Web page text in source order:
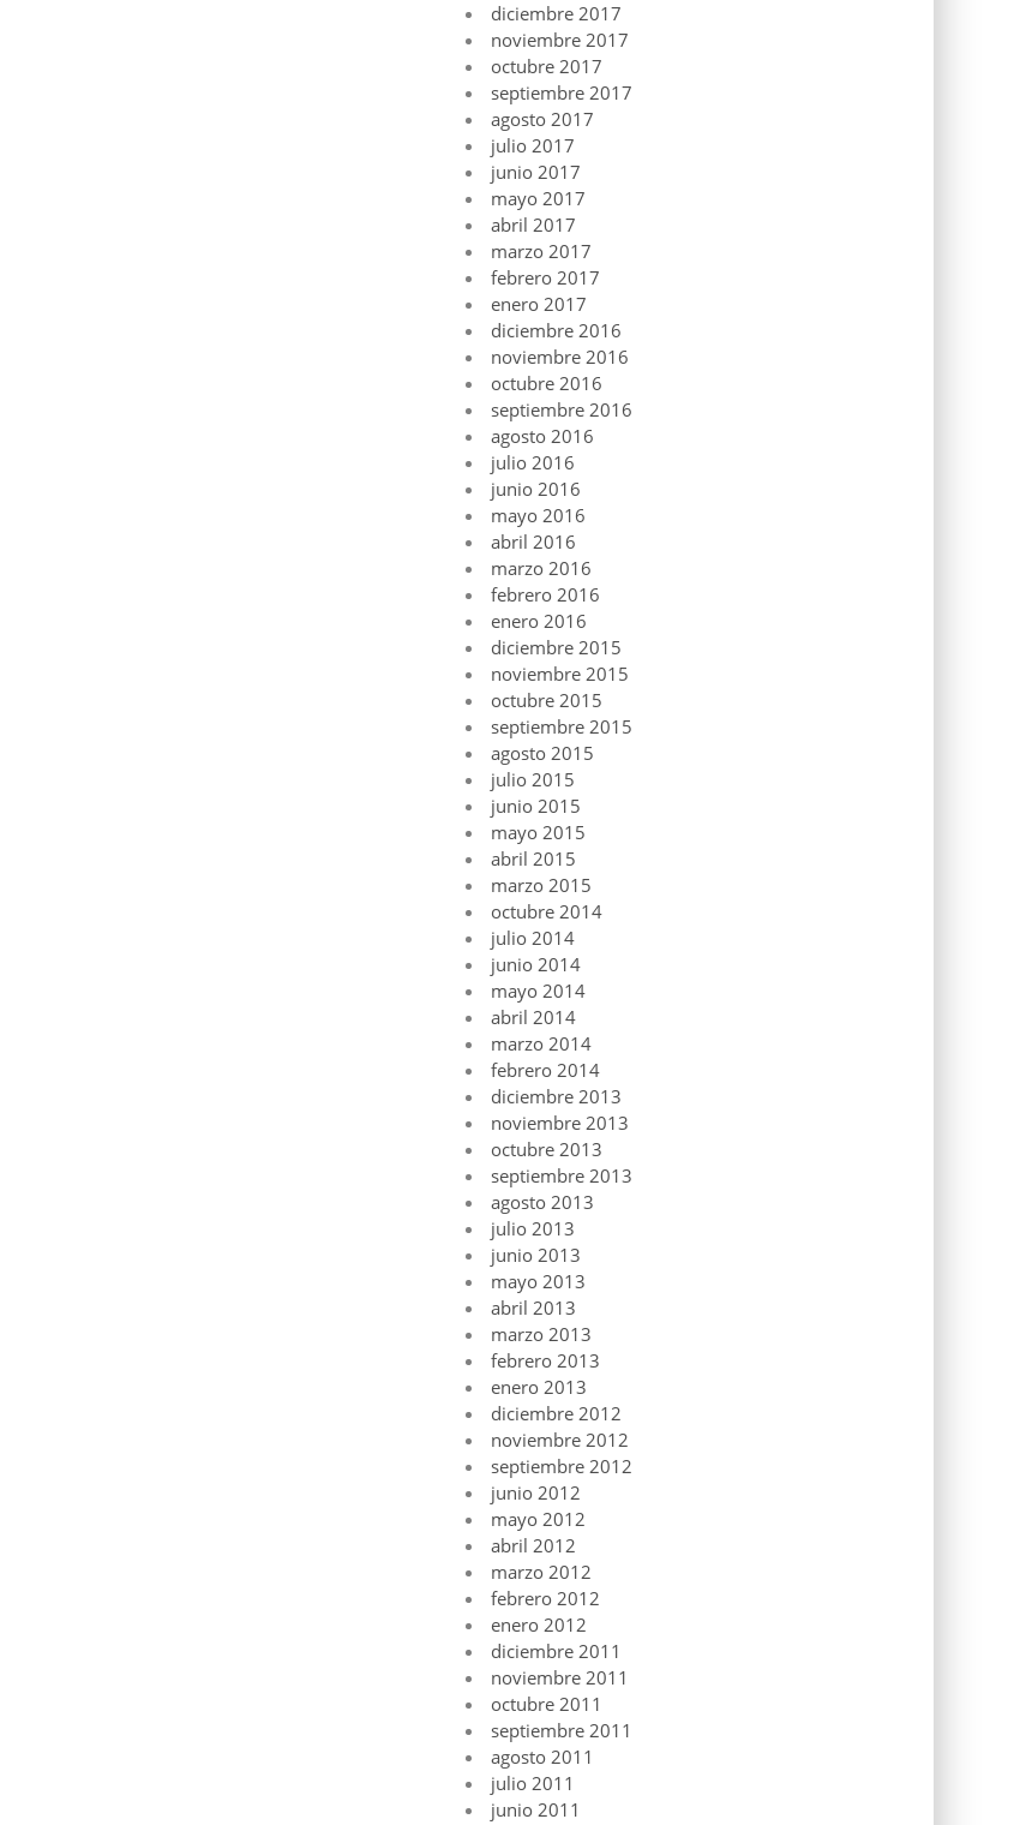
diciembre 2017
noviembre 2017
octubre 2017
septiembre 2017
agosto 2017
julio 2017
junio 2017
mayo 2017
abril 2017
marzo 2017
febrero 2017
enero 2017
diciembre 2016
noviembre 2016
octubre 2016
septiembre 2016
agosto 2016
julio 2016
junio 2016
mayo 2016
abril 2016
marzo 2016
febrero 2016
enero 2016
diciembre 2015
noviembre 2015
octubre 2015
septiembre 2015
agosto 2015
julio 2015
junio 2015
mayo 2015
abril 2015
marzo 2015
octubre 2014
julio 2014
junio 2014
mayo 2014
abril 2014
marzo 2014
febrero 2014
diciembre 2013
noviembre 2013
octubre 2013
septiembre 2013
agosto 2013
julio 2013
junio 2013
mayo 2013
abril 2013
marzo 2013
febrero 2013
enero 2013
diciembre 2012
noviembre 2012
septiembre 2012
junio 2012
mayo 2012
abril 2012
marzo 2012
febrero 2012
enero 2012
diciembre 2011
noviembre 2011
octubre 2011
septiembre 2011
agosto 2011
julio 2011
junio 2011